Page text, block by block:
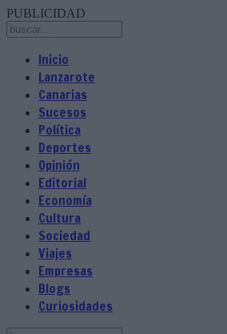
PUBLICIDAD
Inicio
Lanzarote
Canarias
Sucesos
Política
Deportes
Opinión
Editorial
Economía
Cultura
Sociedad
Viajes
Empresas
Blogs
Curiosidades